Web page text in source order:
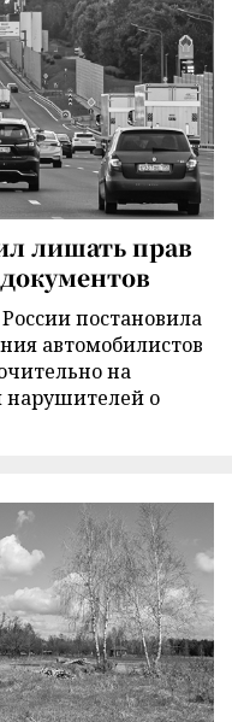
лишать прав
постановила
автомобилистов
на
нарушителей о